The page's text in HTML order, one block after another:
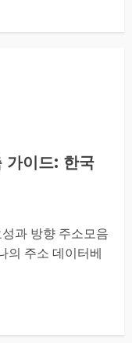
가이드: 한국
과 방향 주소모음
의 주소 데이터베